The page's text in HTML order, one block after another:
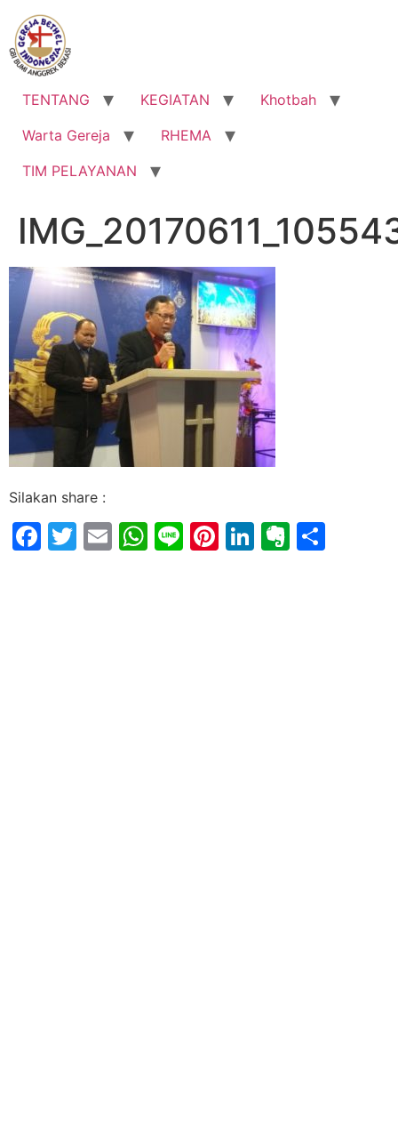
Lewati
konten
TENTANG KEGIATAN
Khotbah
Warta Gereja
RHEMA
TIM PELAYANAN
Silakan share :
Facebook
Twitter
EmailWhatsApp
LinePinterest
LinkedIn